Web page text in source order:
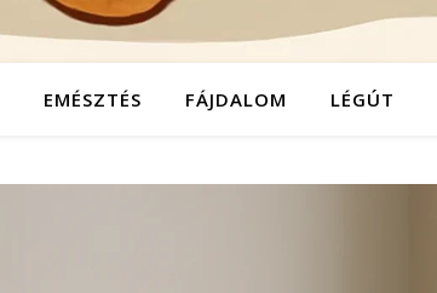
EMÉSZTÉS FÁJDALOM LÉGÚT